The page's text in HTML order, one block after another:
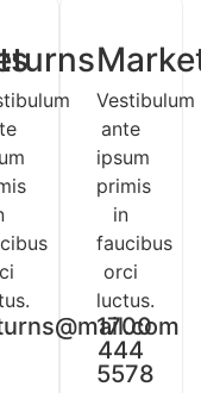
Vestibulum
ante
ipsum
primis
in
faucibus
orci
luctus.
1700
444
5578